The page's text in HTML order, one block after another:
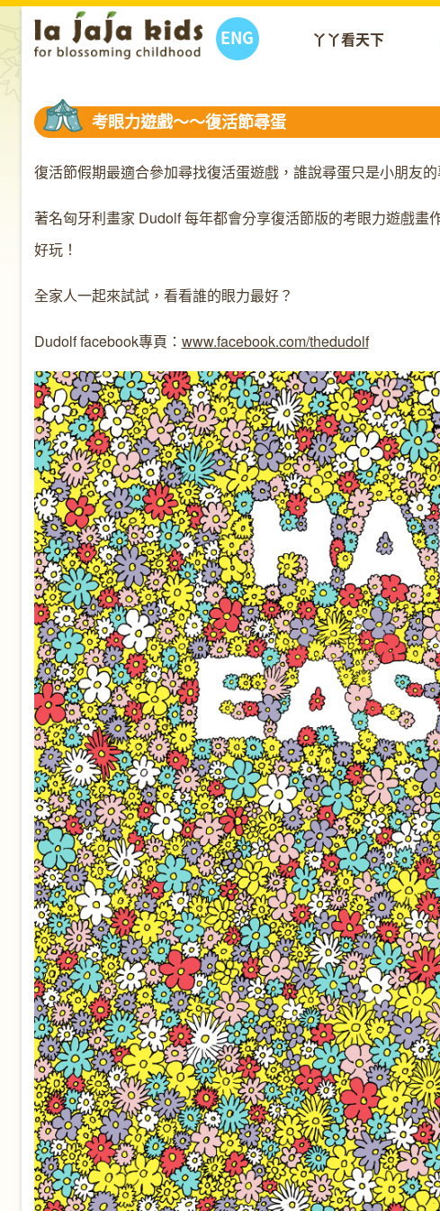
ENG 丫丫看天下
考眼力遊戲～～復活節尋蛋
復活節假期最適合參加尋找復活蛋遊戲，誰說尋蛋只是小朋友
著名匈牙利畫家 Dudolf 每年都會分享復活節版的考眼力遊戲
好玩！
全家人一起來試試，看看誰的眼力最好？
Dudolf facebook專頁： www.facebook.com/thedudolf